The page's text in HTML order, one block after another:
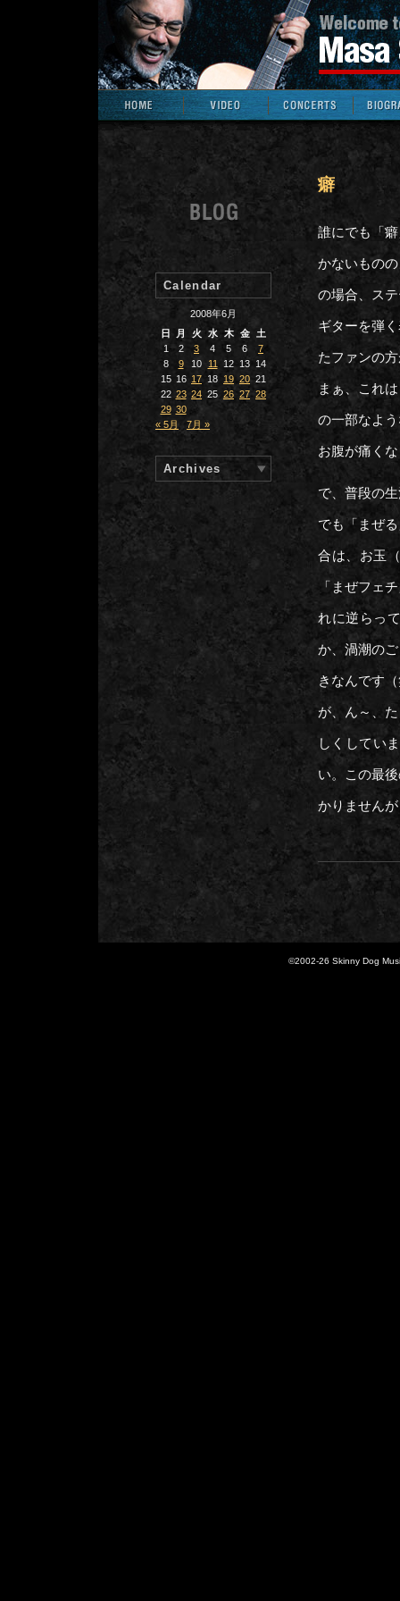
癖
誰にでも「
かないもの
の場合、ス
ギターを弾
たファンの
まぁ、これ
の一部なよ
お腹が痛く
で、普段の
でも「まぜ
合は、お玉
「まぜフェ
れに逆らっ
か、渦潮の
きなんです
が、ん～、
しくしてい
い。この最
かりません
Calendar
2008年6月
日
月 火 水 木 金
土
1
2 3 4 5 6
7
8
9 10 11 12 13 14
15 16 17 18 19 20 21
22 23 24 25 26 27 28
29 30
« 5月
7月 »
Archives
©2002-26 Skinny Dog